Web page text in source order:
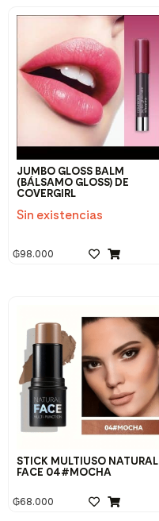
JUMBO GLOSS BALM
(BÁLSAMO GLOSS) DE
COVERGIRL
Sin existencias
₲98.000
STICK MULTIUSO NATURAL
FACE 04#MOCHA
₲68.000